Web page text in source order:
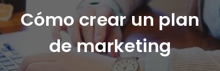
Cómo crear un plan
de marketing